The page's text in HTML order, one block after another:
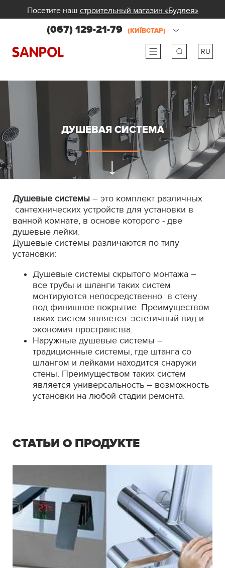
Посетите наш строительный магазин «Будлея»
(067) 129-21-79 (КИЇВСТАР)
RU
ua
ДУШЕВАЯ СИСТЕМА
Душевые системы – это комплект различных
сантехнических устройств для установки в
ванной комнате, в основе которого - две
душевые лейки.
Душевые системы различаются по типу
установки:
Душевые системы скрытого монтажа –
все трубы и шланги таких систем
монтируются непосредственно в стену
под финишное покрытие. Преимуществом
таких систем является: эстетичный вид и
экономия пространства.
Наружные душевые системы –
традиционные системы, где штанга со
шлангом и лейками находится снаружи
стены. Преимуществом таких систем
является универсальность – возможность
установки на любой стадии ремонта.
СТАТЬИ О ПРОДУКТЕ